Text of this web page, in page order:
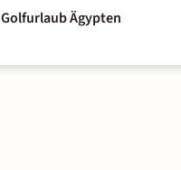
Golfurlaub Ägypten